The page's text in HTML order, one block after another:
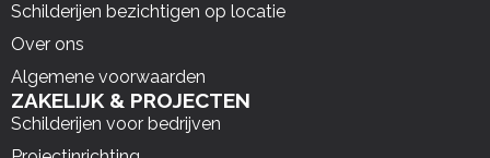
Schilderijen bezichtigen op locatie
Over ons
Algemene voorwaarden
ZAKELIJK & PROJECTEN
Schilderijen voor bedrijven